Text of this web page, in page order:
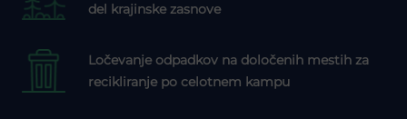
del krajinske zasnove
Ločevanje odpadkov na določenih mestih za
recikliranje po celotnem kampu